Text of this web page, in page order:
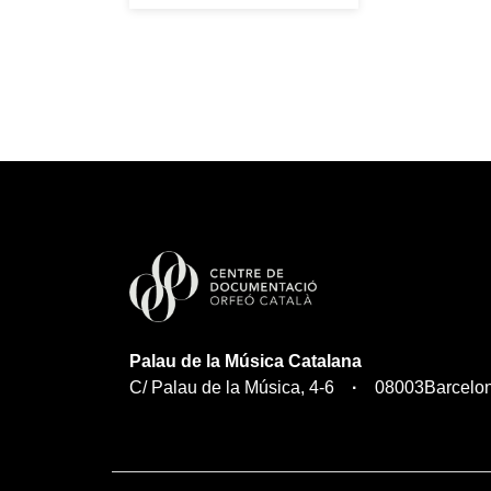
Palau de la Música Catalana
C/ Palau de la Música, 4-6
08003